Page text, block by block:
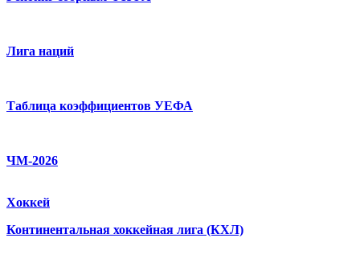
Лига наций
Таблица коэффициентов УЕФА
ЧМ-2026
Хоккей
Континентальная хоккейная лига (КХЛ)